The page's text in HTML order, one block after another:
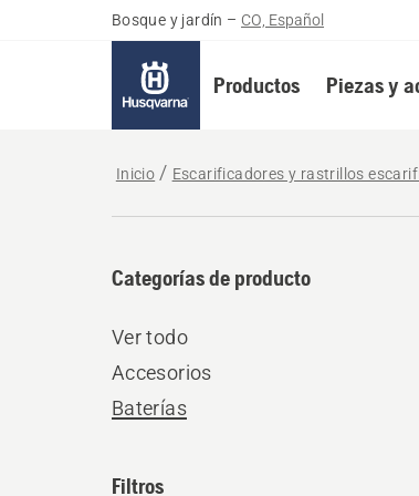
Bosque y jardín – CO, Español
Productos Piezas y
Inicio Escarificadores y rastrillos
Categorías de producto
Ver todo
Accesorios
Baterías
Filtros